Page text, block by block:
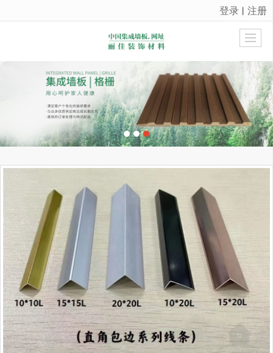
很遗憾，因您的浏览器版本过低导致无法获得最佳浏览体验，推荐下载安装谷歌浏览器！
登录 丨 注册